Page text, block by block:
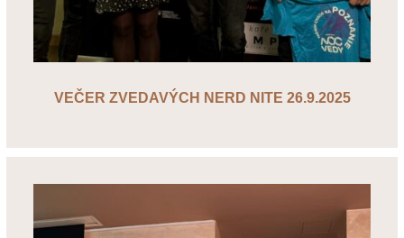
VEČER ZVEDAVÝCH NERD NITE 26.9.2025